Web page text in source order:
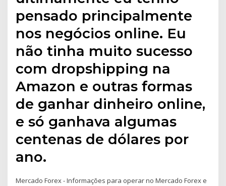
pensado principalmente
nos negócios online. Eu
não tinha muito sucesso
com dropshipping na
Amazon e outras formas
de ganhar dinheiro online,
e só ganhava algumas
centenas de dólares por
ano.
Mercado Forex - Informações para operar no Mercado Forex e